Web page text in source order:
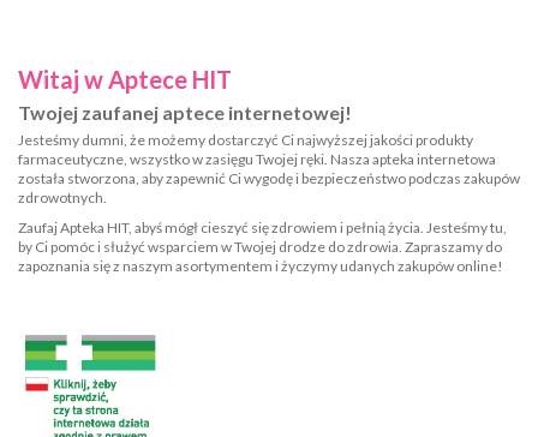
Witaj w Aptece HIT
Twojej zaufanej aptece internetowej!
Jesteśmy dumni, że możemy dostarczyć Ci najwyższej jakości produkty
farmaceutyczne, wszystko w zasięgu Twojej ręki. Nasza apteka internetowa
została stworzona, aby zapewnić Ci wygodę i bezpieczeństwo podczas zakupów
zdrowotnych.
Zaufaj Apteka HIT, abyś mógł cieszyć się zdrowiem i pełnią życia. Jesteśmy tu,
by Ci pomóc i służyć wsparciem w Twojej drodze do zdrowia. Zapraszamy do
zapoznania się z naszym asortymentem i życzymy udanych zakupów online!